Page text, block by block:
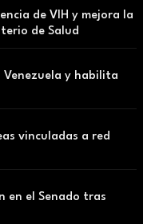
de VIH y mejora la
de Salud
Venezuela y habilita
vinculadas a red
en el Senado tras